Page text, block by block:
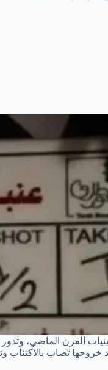
مصر في تسعينيات
تًصاب بالاكتئاب